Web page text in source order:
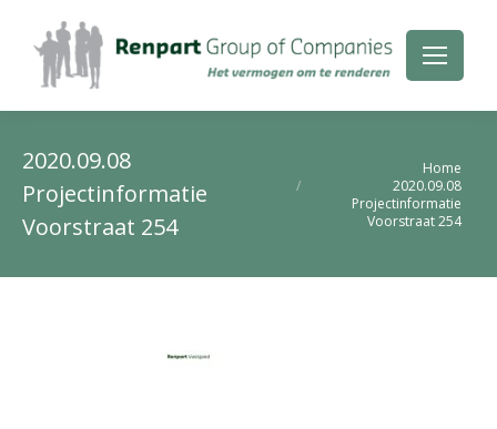
2020.09.08
Projectinformatie
Voorstraat 254
Home
2020.09.08
Projectinformatie
Voorstraat 254